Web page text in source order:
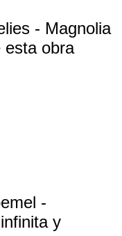
- Magnolia
esta obra
-
y